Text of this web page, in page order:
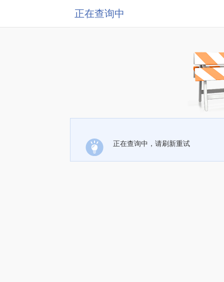
正在查询中
正在查询中，请刷新重试